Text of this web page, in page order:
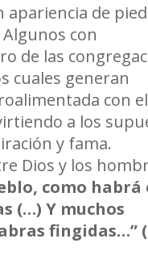
de
con
de las
cuales generan
con
a los
y fama.
Dios y los
como habrá
(…) Y muchos
fingidas…”